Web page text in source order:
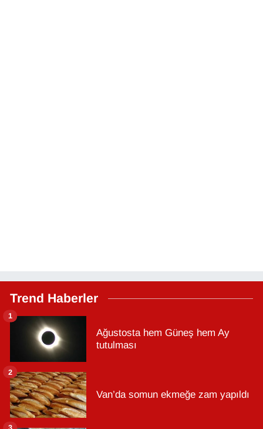
Trend Haberler
Ağustosta hem Güneş hem Ay
tutulması
1
Van’da somun ekmeğe zam yapıldı
2